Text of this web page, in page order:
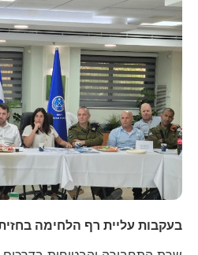
בעקבות עליית רף הלחימה